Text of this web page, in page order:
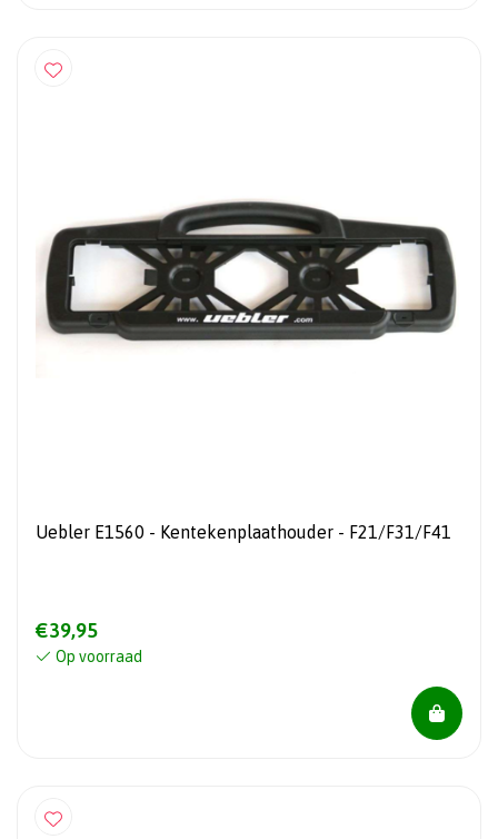
Uebler E1560 - Kentekenplaathouder - F21/F31/F41
€39,95
Op voorraad